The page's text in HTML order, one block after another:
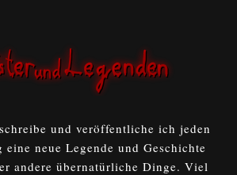
und veröffentliche ich jeden
eine neue Legende und Geschichte
andere übernatürliche Dinge. Viel